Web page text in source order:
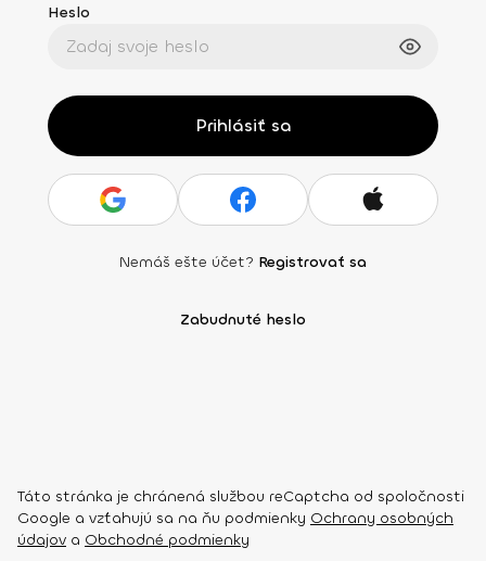
Heslo
Prihlásiť sa
Nemáš ešte účet? Registrovať sa
Zabudnuté heslo
Táto stránka je chránená službou reCaptcha od spoločnosti
Google a vzťahujú sa na ňu podmienky Ochrany osobných
údajov a Obchodné podmienky